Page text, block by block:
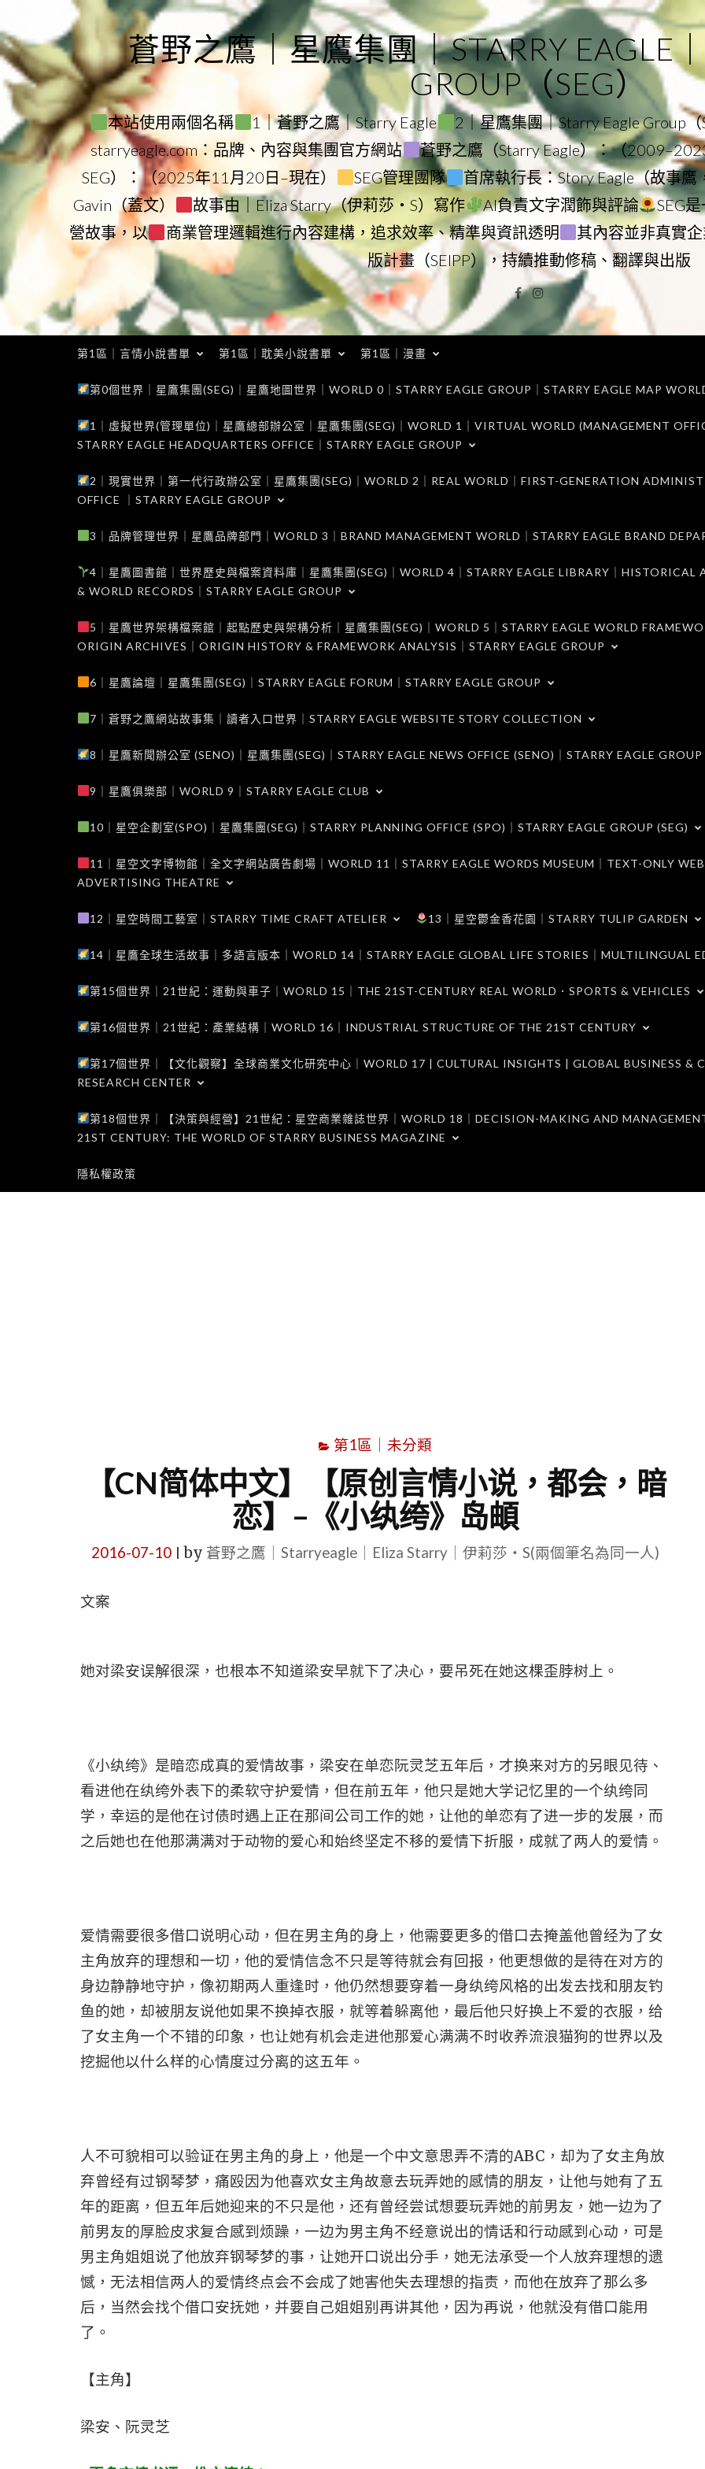
to
content
蒼野之鷹｜星鷹集團｜STARRY EAGLE
GROUP（SEG）
本站使用兩個名稱 1｜蒼野之鷹｜Starry Eagle 2｜星鷹集團｜Starry Eagle Group（
starryeagle.com：品牌、內容與集團官方網站
蒼野之鷹（Starry Eagle）：（
SEG）：（2025年11月20日–現在）
SEG管理團隊 首席執行長：Story Eagle（故事鷹
Gavin（蓋文）
故事由｜Eliza Starry（伊莉莎・S）寫作 AI負責文字潤飾與評論
SEG
營故事，以
商業管理邏輯進行內容建構，追求效率、精準與資訊透明 其內容並非真實
版計畫（SEIPP），持續推動修稿、翻譯與出版
Facebook
Instagram
第1區｜言情小說書單 第1區｜耽美小說書單 第1區｜漫畫
第0個世界｜星鷹集團(SEG)｜星鷹地圖世界｜WORLD 0｜STARRY EAGLE GROUP｜STARRY EAGLE MAP
1｜虛擬世界(管理單位)｜星鷹總部辦公室｜星鷹集團(SEG)｜WORLD 1｜VIRTUAL WORLD (MANAGEMENT
STARRY EAGLE HEADQUARTERS OFFICE｜STARRY EAGLE GROUP
2｜現實世界｜第一代行政辦公室｜星鷹集團(SEG)｜WORLD 2｜REAL WORLD｜FIRST-GENERATION
OFFICE ｜STARRY EAGLE GROUP
3｜品牌管理世界｜星鷹品牌部門｜WORLD 3｜BRAND MANAGEMENT WORLD｜STARRY EAGLE BRAND
4｜星鷹圖書館｜世界歷史與檔案資料庫｜星鷹集團(SEG)｜WORLD 4｜STARRY EAGLE LIBRARY｜HISTORICAL
& WORLD RECORDS｜STARRY EAGLE GROUP
5｜星鷹世界架構檔案館｜起點歷史與架構分析｜星鷹集團(SEG)｜WORLD 5｜STARRY EAGLE WORLD
ORIGIN ARCHIVES｜ORIGIN HISTORY & FRAMEWORK ANALYSIS｜STARRY EAGLE GROUP
6｜星鷹論壇｜星鷹集團(SEG)｜STARRY EAGLE FORUM｜STARRY EAGLE GROUP
7｜蒼野之鷹網站故事集｜讀者入口世界｜STARRY EAGLE WEBSITE STORY COLLECTION
8｜星鷹新聞辦公室 (SENO)｜星鷹集團(SEG)｜STARRY EAGLE NEWS OFFICE (SENO)｜STARRY EAGLE GROUP
9｜星鷹俱樂部｜WORLD 9｜STARRY EAGLE CLUB
10｜星空企劃室(SPO)｜星鷹集團(SEG)｜STARRY PLANNING OFFICE (SPO)｜STARRY EAGLE GROUP (SEG)
11｜星空文字博物館｜全文字網站廣告劇場｜WORLD 11｜STARRY EAGLE WORDS MUSEUM｜TEXT-ONLY
ADVERTISING THEATRE
12｜星空時間工藝室｜STARRY TIME CRAFT ATELIER 13｜星空鬱金香花園｜STARRY TULIP GARDEN
14｜星鷹全球生活故事｜多語言版本｜WORLD 14｜STARRY EAGLE GLOBAL LIFE STORIES｜MULTILINGUAL
第15個世界｜21世紀：運動與車子｜WORLD 15｜THE 21ST-CENTURY REAL WORLD．SPORTS & VEHICLES
第16個世界｜21世紀：產業結構｜WORLD 16｜INDUSTRIAL STRUCTURE OF THE 21ST CENTURY
第17個世界｜【文化觀察】全球商業文化研究中心｜WORLD 17 | CULTURAL INSIGHTS | GLOBAL BUSINESS &
RESEARCH CENTER
第18個世界｜【決策與經營】21世紀：星空商業雜誌世界｜WORLD 18｜DECISION-MAKING AND
21ST CENTURY: THE WORLD OF STARRY BUSINESS MAGAZINE
隱私權政策
第1區｜未分類
【CN简体中文】【原创言情小说，都会，暗
恋】–《小纨绔》岛頔
2016-07-10 by 蒼野之鷹｜Starryeagle｜Eliza Starry｜伊莉莎・S(兩個筆名為同一人)
文案
她对梁安误解很深，也根本不知道梁安早就下了决心，要吊死在她这棵歪脖树上。
《小纨绔》是暗恋成真的爱情故事，梁安在单恋阮灵芝五年后，才换来对方的另眼见待、
看进他在纨绔外表下的柔软守护爱情，但在前五年，他只是她大学记忆里的一个纨绔同
学，幸运的是他在讨债时遇上正在那间公司工作的她，让他的单恋有了进一步的发展，而
之后她也在他那满满对于动物的爱心和始终坚定不移的爱情下折服，成就了两人的爱情。
爱情需要很多借口说明心动，但在男主角的身上，他需要更多的借口去掩盖他曾经为了女
主角放弃的理想和一切，他的爱情信念不只是等待就会有回报，他更想做的是待在对方的
身边静静地守护，像初期两人重逢时，他仍然想要穿着一身纨绔风格的出发去找和朋友钓
鱼的她，却被朋友说他如果不换掉衣服，就等着躲离他，最后他只好换上不爱的衣服，给
了女主角一个不错的印象，也让她有机会走进他那爱心满满不时收养流浪猫狗的世界以及
挖掘他以什么样的心情度过分离的这五年。
人不可貌相可以验证在男主角的身上，他是一个中文意思弄不清的ABC，却为了女主角放
弃曾经有过钢琴梦，痛殴因为他喜欢女主角故意去玩弄她的感情的朋友，让他与她有了五
年的距离，但五年后她迎来的不只是他，还有曾经尝试想要玩弄她的前男友，她一边为了
前男友的厚脸皮求复合感到烦躁，一边为男主角不经意说出的情话和行动感到心动，可是
男主角姐姐说了他放弃钢琴梦的事，让她开口说出分手，她无法承受一个人放弃理想的遗
憾，无法相信两人的爱情终点会不会成了她害他失去理想的指责，而他在放弃了那么多
后，当然会找个借口安抚她，并要自己姐姐别再讲其他，因为再说，他就没有借口能用
了。
【主角】
梁安、阮灵芝